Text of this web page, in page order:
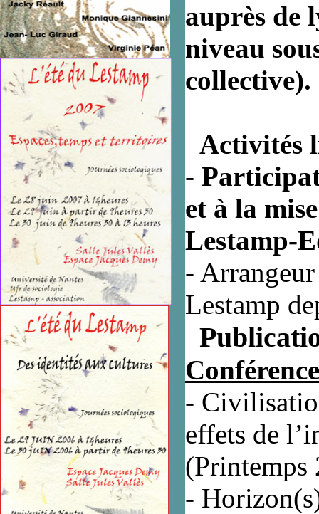
auprès de
niveau
collective).
Activités
-
et à la
Lestamp-
-
Lestamp
-
effets de
(Printemps
-